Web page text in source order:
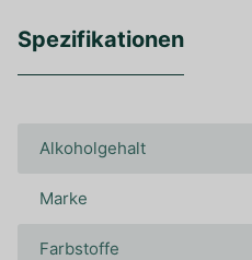
Spezifikationen
Alkoholgehalt
Marke
Farbstoffe